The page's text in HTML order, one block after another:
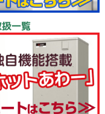
一覧